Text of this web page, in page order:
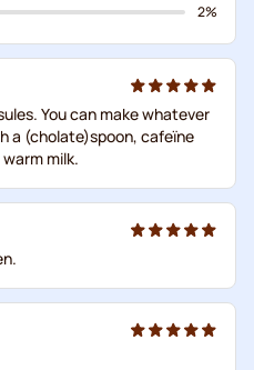
2%
You can make whatever
a (cholate)spoon, cafeïne
milk.